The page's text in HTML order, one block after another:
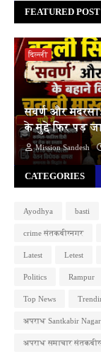
FEATURED POST
दिल्ली
सवर्ण और
के मुद्दे फिर पड़
Mission Sandesh
CATEGORIES
Ayodhya basti
crime संतकबीरनगर
Latest Letest
Politics Rampur
Top News
अपराध Santkabir Nagar
अपराध समाचार